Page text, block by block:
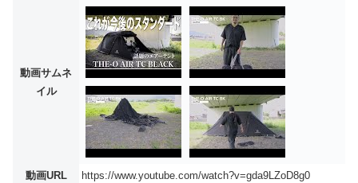
動画サムネ
イル
動画URL https://www.youtube.com/watch?v=gda9LZoD8g0